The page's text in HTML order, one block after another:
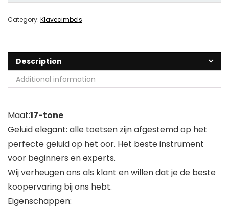
Category: Klavecimbels
Description
Additional information
Maat:17-tone
Geluid elegant: alle toetsen zijn afgestemd op het
perfecte geluid op het oor. Het beste instrument
voor beginners en experts.
Wij verheugen ons als klant en willen dat je de beste
koopervaring bij ons hebt.
Eigenschappen: